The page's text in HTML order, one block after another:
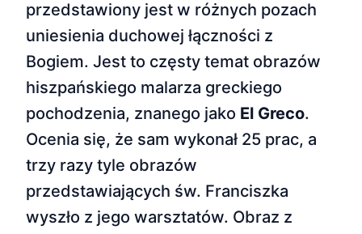
przedstawiony jest w różnych pozach
uniesienia duchowej łączności z
Bogiem. Jest to częsty temat obrazów
hiszpańskiego malarza greckiego
pochodzenia, znanego jako El Greco.
Ocenia się, że sam wykonał 25 prac, a
trzy razy tyle obrazów
przedstawiających św. Franciszka
wyszło z jego warsztatów. Obraz z